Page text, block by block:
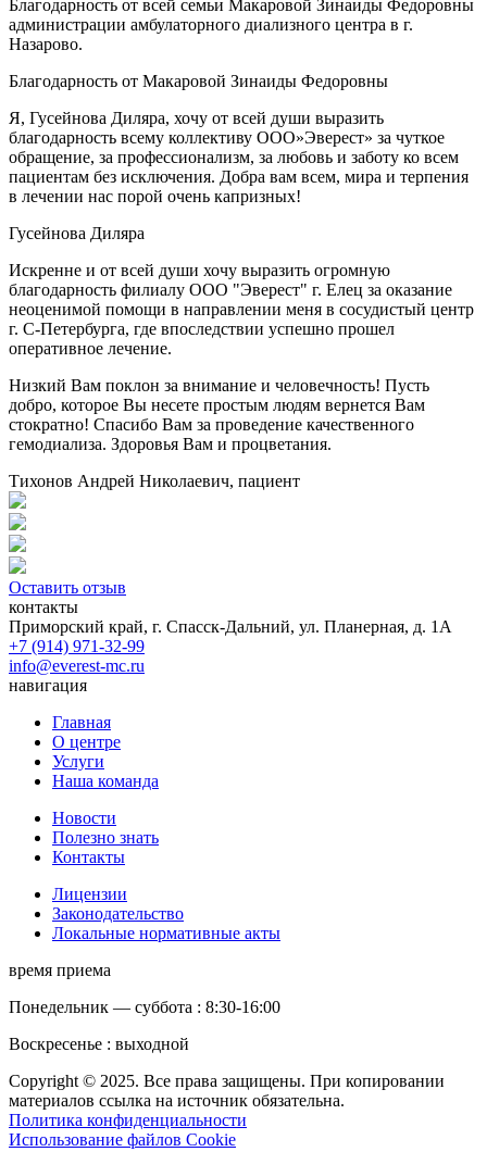
Благодарность от всей семьи Макаровой Зинаиды Федоровны
администрации амбулаторного диализного центра в г.
Назарово.
Благодарность от Макаровой Зинаиды Федоровны
Я, Гусейнова Диляра, хочу от всей души выразить
благодарность всему коллективу ООО»Эверест» за чуткое
обращение, за профессионализм, за любовь и заботу ко всем
пациентам без исключения. Добра вам всем, мира и терпения
в лечении нас порой очень капризных!
Гусейнова Диляра
Искренне и от всей души хочу выразить огромную
благодарность филиалу ООО "Эверест" г. Елец за оказание
неоценимой помощи в направлении меня в сосудистый центр
г. С-Петербурга, где впоследствии успешно прошел
оперативное лечение.
Низкий Вам поклон за внимание и человечность! Пусть
добро, которое Вы несете простым людям вернется Вам
стократно! Спасибо Вам за проведение качественного
гемодиализа. Здоровья Вам и процветания.
Тихонов Андрей Николаевич, пациент
Оставить отзыв
контакты
Приморский край, г. Спасск-Дальний, ул. Планерная, д. 1А
+7 (914) 971-32-99
info@everest-mc.ru
навигация
Главная
О центре
Услуги
Наша команда
Новости
Полезно знать
Контакты
Лицензии
Законодательство
Локальные нормативные акты
время приема
Понедельник — суббота : 8:30-16:00
Воскресенье : выходной
Copyright © 2025. Все права защищены. При копировании
материалов ссылка на источник обязательна.
Политика конфиденциальности
Использование файлов Cookie